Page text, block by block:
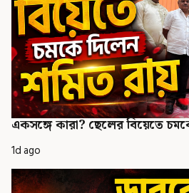
একসঙ্গে কারা? ছেলের বিয়েতে
1d ago